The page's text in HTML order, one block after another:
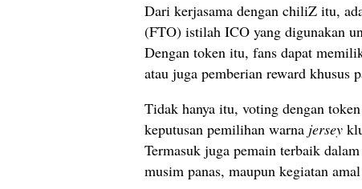
Dari kerjasama dengan chiliZ itu,
(FTO) istilah ICO yang digunakan
Dengan token itu, fans dapat
atau juga pemberian reward khusus
Tidak hanya itu, voting dengan
keputusan pemilihan warna jersey
Termasuk juga pemain terbaik
musim panas, maupun kegiatan